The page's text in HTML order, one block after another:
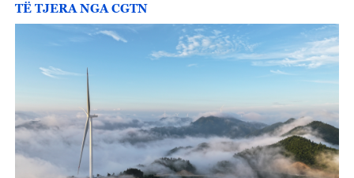
TË TJERA NGA CGTN